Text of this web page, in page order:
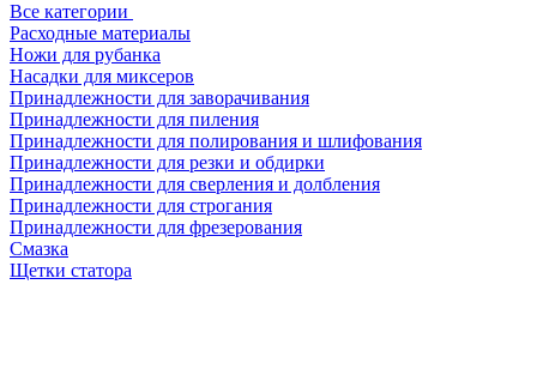
Все категории
Расходные материалы
Ножи для рубанка
Насадки для миксеров
Принадлежности для заворачивания
Принадлежности для пиления
Принадлежности для полирования и шлифования
Принадлежности для резки и обдирки
Принадлежности для сверления и долбления
Принадлежности для строгания
Принадлежности для фрезерования
Смазка
Щетки статора